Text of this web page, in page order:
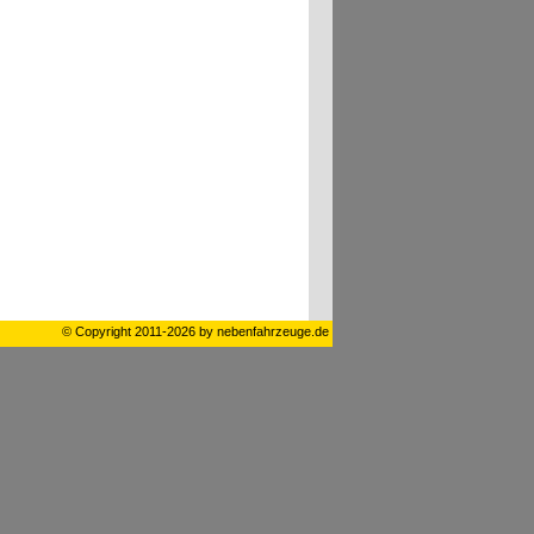
© Copyright 2011-2026 by nebenfahrzeuge.de